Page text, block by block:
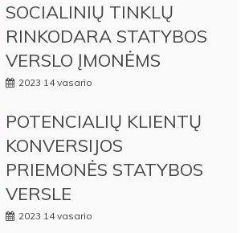
SOCIALINIŲ TINKLŲ
RINKODARA STATYBOS
VERSLO ĮMONĖMS
2023 14 vasario
POTENCIALIŲ KLIENTŲ
KONVERSIJOS
PRIEMONĖS STATYBOS
VERSLE
2023 14 vasario